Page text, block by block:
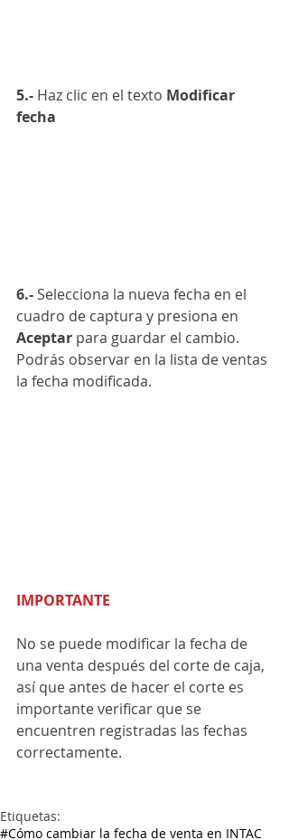
5.- Haz clic en el texto Modificar
fecha
6.- Selecciona la nueva fecha en el
cuadro de captura y presiona en
Aceptar para guardar el cambio.
Podrás observar en la lista de ventas
la fecha modificada.
IMPORTANTE
No se puede modificar la fecha de
una venta después del corte de caja,
así que antes de hacer el corte es
importante verificar que se
encuentren registradas las fechas
correctamente.
Etiquetas:
#Cómo cambiar la fecha de venta en INTAC